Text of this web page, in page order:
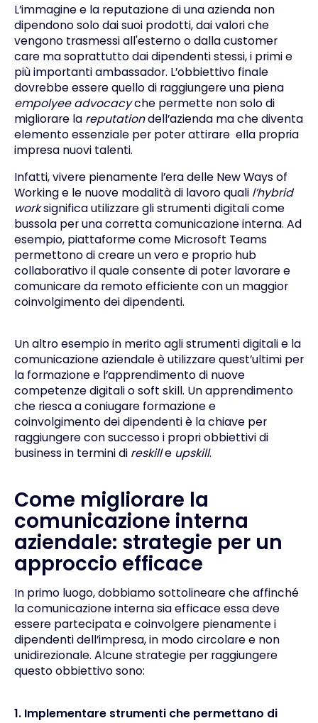
L’immagine e la reputazione di una azienda non
dipendono solo dai suoi prodotti, dai valori che
vengono trasmessi all'esterno o dalla customer
care ma soprattutto dai dipendenti stessi, i primi e
più importanti ambassador. L’obbiettivo finale
dovrebbe essere quello di raggiungere una piena
empolyee advocacyche permette non solo di
migliorare lareputationdell’azienda ma che diventa
elemento essenziale per poter attirare ella propria
impresa nuovi talenti.
Infatti, vivere pienamente l’era delle New Ways of
Workinge le nuove modalità di lavoro quali l’hybrid
worksignifica utilizzare gli strumenti digitali come
bussola per una corretta comunicazione interna. Ad
esempio, piattaforme come Microsoft Teams
permettono di creare un vero e proprio hub
collaborativoil quale consente di poter lavorare e
comunicare da remoto efficiente con un maggior
coinvolgimento dei dipendenti.
Un altro esempio in merito agli strumenti digitali e la
comunicazione aziendale è utilizzare quest’ultimi per
la formazione e l’apprendimento di nuove
competenze digitali o soft skill. Un apprendimento
che riesca a coniugare formazione e
coinvolgimento dei dipendenti è la chiave per
raggiungere con successo i propri obbiettivi di
business in termini di reskille upskill.
Come migliorare la
comunicazione interna
aziendale: strategie per un
approccio efficace
In primo luogo, dobbiamo sottolineare che affinché
la comunicazione interna sia efficace essa deve
essere partecipata e coinvolgere pienamente i
dipendenti dell’impresa, in modo circolare e non
unidirezionale. Alcune strategie per raggiungere
questo obbiettivo sono:
1. Implementare strumenti che permettano di